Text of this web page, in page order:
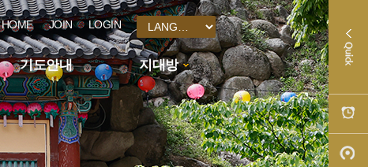
HOME JOIN LOGIN
기도안내
지대방